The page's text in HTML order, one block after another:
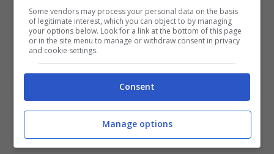
José Mourinho dopo la partita con il Sassuolo ha parlato
di un “traditore” all’interno dello spogliatoio (Ansa Foto)
Some vendors may process your personal data on the basis
of legitimate interest, which you can object to by managing
your options below. Look for a link at the bottom of this page
or in the site menu to manage or withdraw consent in privacy
and cookie settings.
Consent
Manage options